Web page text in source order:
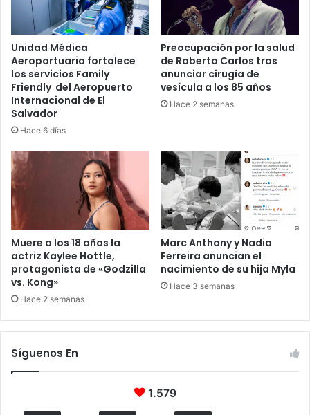
Unidad Médica
Aeroportuaria fortalece
los servicios Family
Friendly del Aeropuerto
Internacional de El
Salvador
Hace 6 días
Preocupación por la salud
de Roberto Carlos tras
anunciar cirugía de
vesícula a los 85 años
Hace 2 semanas
Muere a los 18 años la
actriz Kaylee Hottle,
protagonista de «Godzilla
vs. Kong»
Hace 2 semanas
Marc Anthony y Nadia
Ferreira anuncian el
nacimiento de su hija Myla
Hace 3 semanas
Síguenos En
1.579